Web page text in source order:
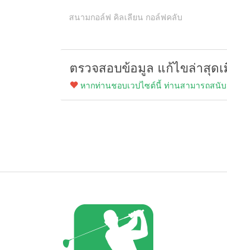
สนามกอล์ฟ คิลเลียน กอล์ฟคลับ
ตรวจสอบข้อมูล แก้ไขล่าสุดเ
หากท่านชอบเวปไซต์นี้ ท่านสามารถสนับ